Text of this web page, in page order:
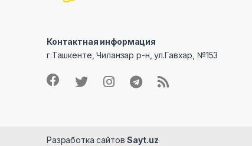
Контактная информация
г.Ташкенте, Чиланзар р-н, ул.Гавхар, №153
Разработка сайтовSayt.uz